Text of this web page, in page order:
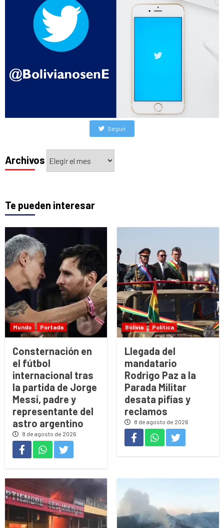
Seguir
Archivos
Archivos
Te pueden interesar
Mundo Portada
Consternación en
el fútbol
internacional tras
la partida de Jorge
Messi, padre y
representante del
astro argentino
8 de agosto de 2026
Bolivia Política
Llegada del
mandatario
Rodrigo Paz a la
Parada Militar
desata pifias y
reclamos
8 de agosto de 2026